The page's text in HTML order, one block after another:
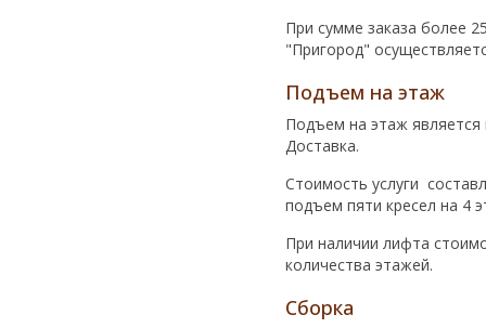
При сумме заказа более
"Пригород"
Подъем на этаж
Подъем на этаж является
Доставка.
Стоимость услуги
подъем пяти кресел на 4
При наличии лифта
количества этажей.
Сборка